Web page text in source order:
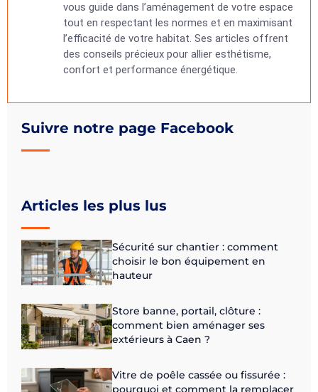
Suivre notre page Facebook
Articles les plus lus
Sécurité sur chantier : comment
choisir le bon équipement en
hauteur
Store banne, portail, clôture :
comment bien aménager ses
extérieurs à Caen ?
Vitre de poêle cassée ou fissurée :
pourquoi et comment la remplacer
vous guide dans l’aménagement de votre espace
tout en respectant les normes et en maximisant
l’efficacité de votre habitat. Ses articles offrent
des conseils précieux pour allier esthétisme,
confort et performance énergétique.